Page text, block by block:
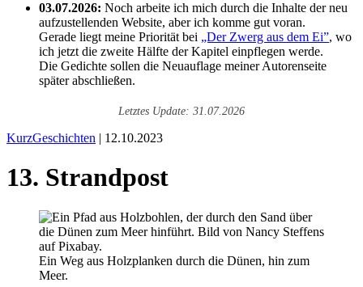
03.07.2026: Noch arbeite ich mich durch die Inhalte der neu
aufzustellenden Website, aber ich komme gut voran.
Gerade liegt meine Priorität bei „Der Zwerg aus dem Ei”, wo
ich jetzt die zweite Hälfte der Kapitel einpflegen werde.
Die Gedichte sollen die Neuauflage meiner Autorenseite
später abschließen.
Letztes Update: 31.07.2026
KurzGeschichten | 12.10.2023
13. Strandpost
Ein Weg aus Holzplanken durch die Dünen, hin zum
Meer.